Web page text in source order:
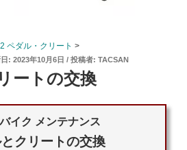
ペダル・クリート >
2023年10月6日 投稿者: TACSAN
ートの交換
イク メンテナンス
クリートの交換